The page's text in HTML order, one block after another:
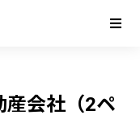
産会社（2ペ